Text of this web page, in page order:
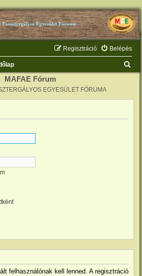
Belépés
Regisztráció
MAFAE Fórum
EGYESÜLET FÓRUMA
felhasználónak kell lenned. A regisztráció